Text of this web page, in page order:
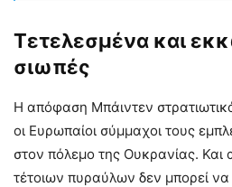
Τετελεσμένα και
σιωπές
Η απόφαση Μπάιντεν
οι Ευρωπαίοι σύμμαχοι τους
στον πόλεμο της Ουκρανίας. Και
τέτοιων πυραύλων δεν μπορεί να